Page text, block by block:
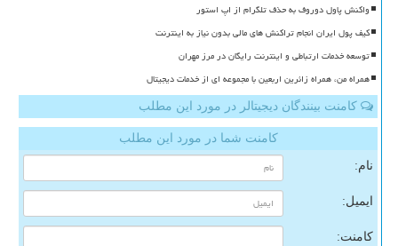
واکنش پاول دوروف به حذف تلگرام از اپ استور
کیف پول ایران انجام تراکنش های مالی بدون نیاز به اینترنت
توسعه خدمات ارتباطی و اینترنت رایگان در مرز مهران
همراه من، همراه زائرین اربعین با مجموعه ای از خدمات دیجیتال
کامنت بینندگان دیجیتالر در مورد این مطلب
کامنت شما در مورد این مطلب
نام:
ایمیل:
کامنت: